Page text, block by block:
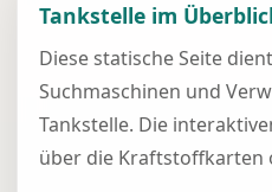
Tankstelle im
Diese statische Seite
Suchmaschinen und
Tankstelle. Die
über die Kraftstoffkarten